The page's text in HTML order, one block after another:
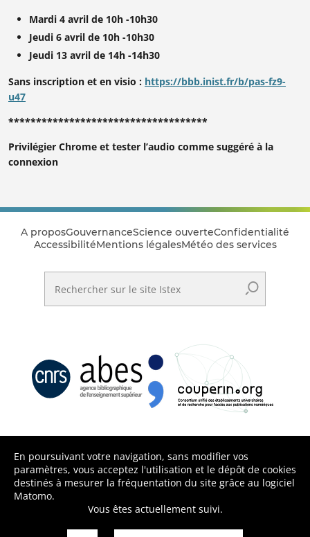
Mardi 4 avril de 10h -10h30
Jeudi 6 avril de 10h -10h30
Jeudi 13 avril de 14h -14h30
Sans inscription et en visio : https://bbb.inist.fr/b/pas-fz9-
u47
************************************
Privilégier Chrome et tester l’audio comme suggéré à la
connexion
A proposGouvernanceScience ouverteConfidentialité
AccessibilitéMentions légalesMétéo des services
En poursuivant votre navigation, sans modifier vos
paramètres, vous acceptez l'utilisation et le dépôt de cookies
destinés à mesurer la fréquentation du site grâce au logiciel
Matomo.
Vous êtes actuellement suivi.